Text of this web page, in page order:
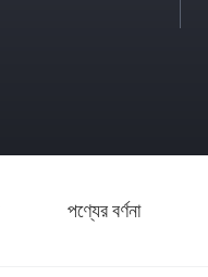
পণ্যের বর্ণনা